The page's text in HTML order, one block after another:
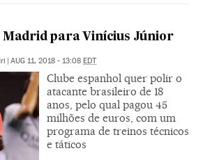
Madrid para Vinícius Júnior
| AUG 11, 2018 - 13:08 EDT
Clube espanhol quer polir o
atacante brasileiro de 18
anos, pelo qual pagou 45
milhões de euros, com um
programa de treinos técnicos
e táticos